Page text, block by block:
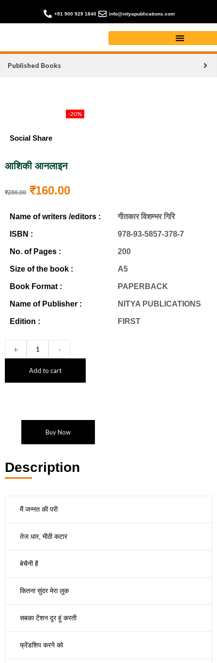
+91 900 929 1840 info@nityapublications.com
Published Books
-20%
Social Share
आशिकी आनलाइन
₹200.00 ₹160.00
Name of writers /editors :
ISBN :
No. of Pages :
Size of the book :
Book Format :
Name of Publisher :
Edition :
गीतकार विशम्भर गिरि
978-93-5857-378-7
200
A5
PAPERBACK
NITYA PUBLICATIONS
FIRST
+ -
Add to cart
Buy Now
Description
मैं जन्नत की परी
तेज धार, मीठी कटार
बेचैनी है
कितना सुंदर मेरा लुक
सबका टेंशन दूर हूं करती
फ्रेंडशिप करने को